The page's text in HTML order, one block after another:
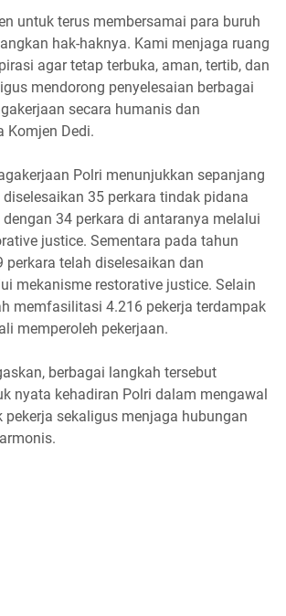
untuk terus membersamai para buruh
hak-haknya. Kami menjaga ruang
agar tetap terbuka, aman, tertib, dan
mendorong penyelesaian berbagai
secara humanis dan
Komjen Dedi.
Polri menunjukkan sepanjang
35 perkara tindak pidana
dengan 34 perkara di antaranya melalui
justice. Sementara pada tahun
perkara telah diselesaikan dan
mekanisme restorative justice. Selain
memfasilitasi 4.216 pekerja terdampak
memperoleh pekerjaan.
berbagai langkah tersebut
nyata kehadiran Polri dalam mengawal
pekerja sekaligus menjaga hubungan